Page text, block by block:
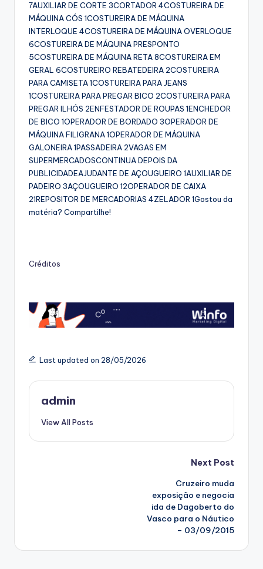
7AUXILIAR DE CORTE 3CORTADOR 4COSTUREIRA DE
MÁQUINA CÓS 1COSTUREIRA DE MÁQUINA
INTERLOQUE 4COSTUREIRA DE MÁQUINA OVERLOQUE
6COSTUREIRA DE MÁQUINA PRESPONTO
5COSTUREIRA DE MÁQUINA RETA 8COSTUREIRA EM
GERAL 6COSTUREIRO REBATEDEIRA 2COSTUREIRA
PARA CAMISETA 1COSTUREIRA PARA JEANS
1COSTUREIRA PARA PREGAR BICO 2COSTUREIRA PARA
PREGAR ILHÓS 2ENFESTADOR DE ROUPAS 1ENCHEDOR
DE BICO 1OPERADOR DE BORDADO 3OPERADOR DE
MÁQUINA FILIGRANA 1OPERADOR DE MÁQUINA
GALONEIRA 1PASSADEIRA 2VAGAS EM
SUPERMERCADOSCONTINUA DEPOIS DA
PUBLICIDADEAJUDANTE DE AÇOUGUEIRO 1AUXILIAR DE
PADEIRO 3AÇOUGUEIRO 12OPERADOR DE CAIXA
21REPOSITOR DE MERCADORIAS 4ZELADOR 1Gostou da
matéria? Compartilhe!
Créditos
Last updated on 28/05/2026
admin
View All Posts
Next Post
Cruzeiro muda
exposição e negocia
ida de Dagoberto do
Vasco para o Náutico
– 03/09/2015